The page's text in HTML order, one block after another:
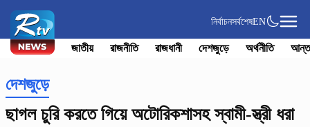
নির্বাচনসর্বশেষEN
জাতীয় রাজনীতি রাজধানী দেশজুড়ে অর্থনীতি
দেশজুড়ে
ছাগল চুরি করতে গিয়ে অটোরিকশাসহ স্বামী-স্ত্রী ধরা